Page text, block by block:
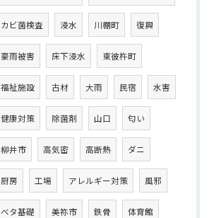
カビ菌検査 浸水 川棚町 復興
豪雨被害 床下浸水 東彼杵町
福祉施設 古材 大雨 民宿 水害
健康対策 除菌剤 山口 匂い
柳井市 高気密 高断熱 ダニ
厨房 工場 アレルギー対策 風邪
ベタ基礎 美祢市 鉄骨 体育館